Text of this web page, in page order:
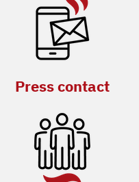
Press contact